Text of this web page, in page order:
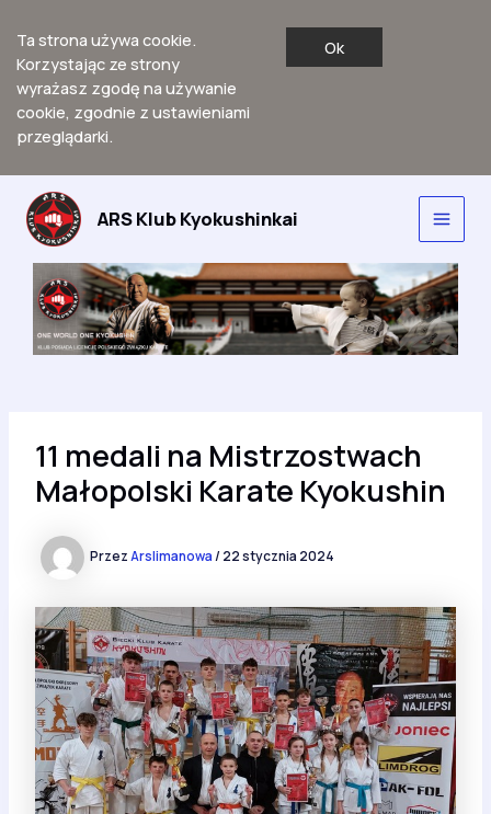
Ta strona używa cookie.
Korzystając ze strony
wyrażasz zgodę na używanie
cookie, zgodnie z ustawieniami
przeglądarki.
Ok
Przejdź
treści
ARS Klub Kyokushinkai
Main
11 medali na Mistrzostwach
Małopolski Karate Kyokushin
PrzezArslimanowa/22 stycznia 2024